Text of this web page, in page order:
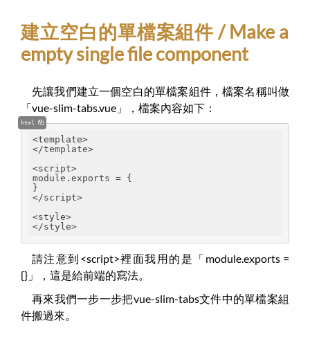
建立空白的單檔案組件 / Make a
empty single file component
先讓我們建立一個空白的單檔案組件，檔案名稱叫做
「vue-slim-tabs.vue」，檔案內容如下：
html
<template>
</template>
<script>
module.exports = {
}
</script>
<style>
</style>
請注意到<script>裡面我用的是「module.exports =
{}」，這是給前端的寫法。
再來我們一步一步把vue-slim-tabs文件中的單檔案組
件搬過來。